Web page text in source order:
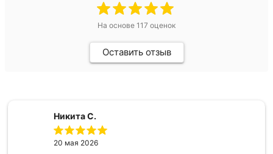
На основе 117 оценок
Оставить отзыв
Никита С.
20 мая 2026